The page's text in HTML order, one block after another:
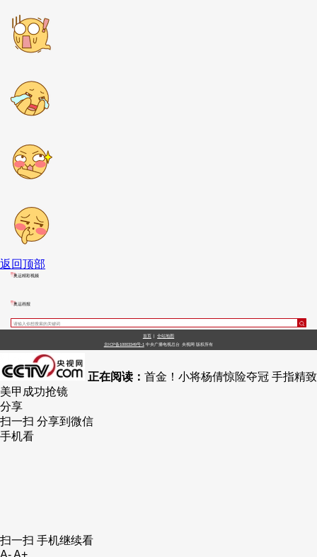
返回顶部
奥运精彩视频
奥运画报
首页 | 全站地图
京ICP备10003349号-1 中央广播电视总台 央视网 版权所有
正在阅读： 首金！小将杨倩惊险夺冠 手指精致
美甲成功抢镜
分享
扫一扫 分享到微信
手机看
扫一扫 手机继续看
A- A+